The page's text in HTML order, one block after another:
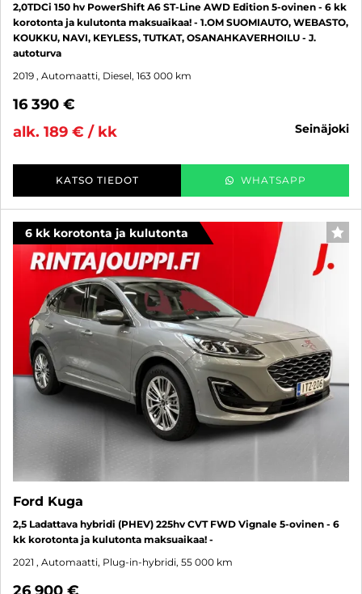
2,0TDCi 150 hv PowerShift A6 ST-Line AWD Edition 5-ovinen - 6 kk
korotonta ja kulutonta maksuaikaa! - 1.OM SUOMIAUTO, WEBASTO,
KOUKKU, NAVI, KEYLESS, TUTKAT, OSANAHKAVERHOILU - J.
autoturva
2019 , Automaatti, Diesel, 163 000 km
16 390 €
alk. 189 € / kk
seinäjoki
KATSO TIEDOT WHATSAPP
6 kk korotonta ja kulutonta
Ford Kuga
2,5 Ladattava hybridi (PHEV) 225hv CVT FWD Vignale 5-ovinen - 6
kk korotonta ja kulutonta maksuaikaa! -
2021 , Automaatti, Plug-in-hybridi, 55 000 km